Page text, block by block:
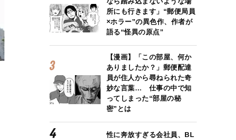
所にも行きます」“郵便局員
×ホラー”の異色作、作者が
語る“怪異の原点”
【漫画】「この部屋、何か
ありましたか？」郵便配達
員が住人から尋ねられた奇
妙な言葉… 仕事の中で知
ってしまった“部屋の秘
密”とは
性に奔放すぎる会社員、BL